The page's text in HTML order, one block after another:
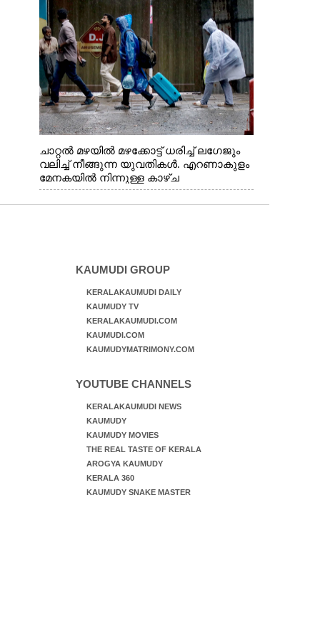
വാത്തുരുത്തിയിൽ നിന്നുള്ള കാഴ്ച
ചാറ്റൽ മഴയിൽ മഴക്കോട്ട് ധരിച്ച് ലഗേജും
വലിച്ച് നീങ്ങുന്ന യുവതികൾ. എറണാകുളം
മേനകയിൽ നിന്നുള്ള കാഴ്ച
KAUMUDI GROUP
KERALAKAUMUDI DAILY
KAUMUDY TV
KERALAKAUMUDI.COM
KAUMUDI.COM
KAUMUDYMATRIMONY.COM
YOUTUBE CHANNELS
KERALAKAUMUDI NEWS
KAUMUDY
KAUMUDY MOVIES
THE REAL TASTE OF KERALA
AROGYA KAUMUDY
KERALA 360
KAUMUDY SNAKE MASTER